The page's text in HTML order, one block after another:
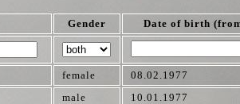
Gender Date of birth
female 08.02.1977
male 10.01.1977